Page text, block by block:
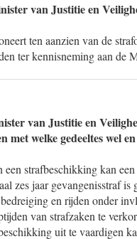
van Justitie en
ten aanzien van de
ter kennisneming aan de
van Justitie en
met welke gedeeltes wel
een strafbeschikking kan
zes jaar gevangenisstraf
en rijden onder
van strafzaken te
uit te vaardigen